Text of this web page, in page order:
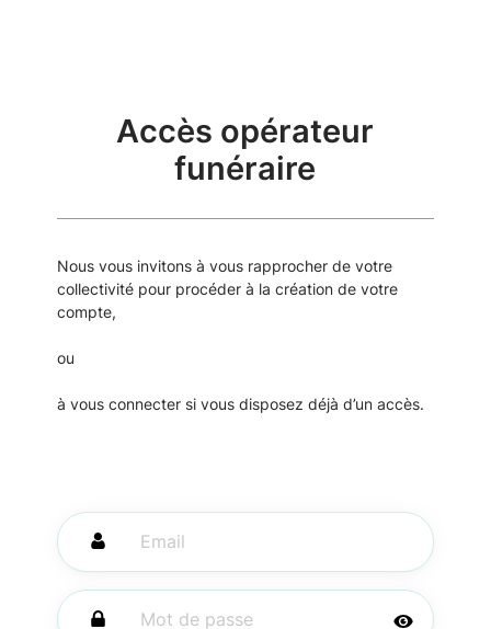
Accès opérateur
funéraire
Nous vous invitons à vous rapprocher de votre
collectivité pour procéder à la création de votre
compte,
ou
à vous connecter si vous disposez déjà d’un accès.